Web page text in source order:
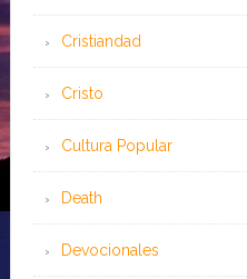
Cristiandad
Cristo
Cultura Popular
Death
Devocionales